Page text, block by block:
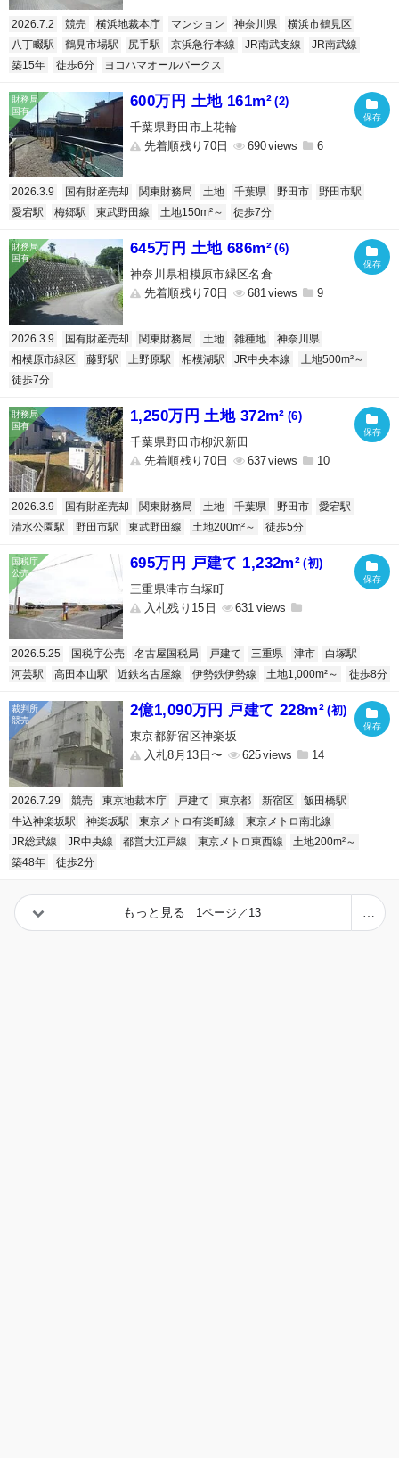
2026.7.2 競売 横浜地裁本庁 マンション 神奈川県
横浜市鶴見区
八丁畷駅
鶴見市場駅 尻手駅 京浜急行本線 JR南武支線
JR南武線
築15年
徒歩6分 ヨコハマオールパークス
600万円 土地 161m² (2)
千葉県野田市上花輪
先着順残り70日
690 6
2026.3.9 国有財産売却 関東財務局 土地 千葉県 野田市
野田市駅
愛宕駅
梅郷駅 東武野田線 土地150m²～ 徒歩7分
645万円 土地 686m² (6)
神奈川県相模原市緑区名倉
先着順残り70日
681 9
2026.3.9 国有財産売却 関東財務局 土地 雑種地
神奈川県
相模原市緑区
藤野駅 上野原駅 相模湖駅 JR中央本線
土地500m²～
徒歩7分
1,250万円 土地 372m² (6)
千葉県野田市柳沢新田
先着順残り70日
637 10
2026.3.9 国有財産売却 関東財務局 土地 千葉県 野田市
愛宕駅
清水公園駅
野田市駅 東武野田線 土地200m²～ 徒歩5分
695万円 戸建て 1,232m² (初)
三重県津市白塚町
入札残り15日
631
2026.5.25 国税庁公売 名古屋国税局 戸建て 三重県 津市
白塚駅
河芸駅
高田本山駅 近鉄名古屋線 伊勢鉄伊勢線 土地1,000m²～ 徒歩8分
2億1,090万円 戸建て 228m² (初)
東京都新宿区神楽坂
入札8月13日〜
625 14
2026.7.29 競売 東京地裁本庁 戸建て 東京都 新宿区
飯田橋駅
牛込神楽坂駅
神楽坂駅 東京メトロ有楽町線
東京メトロ南北線
JR総武線
JR中央線 都営大江戸線 東京メトロ東西線
土地200m²～
築48年
徒歩2分
もっと見る 1ページ／13